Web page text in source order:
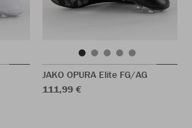
JAKO OPURA Elite FG/AG
111,99 €